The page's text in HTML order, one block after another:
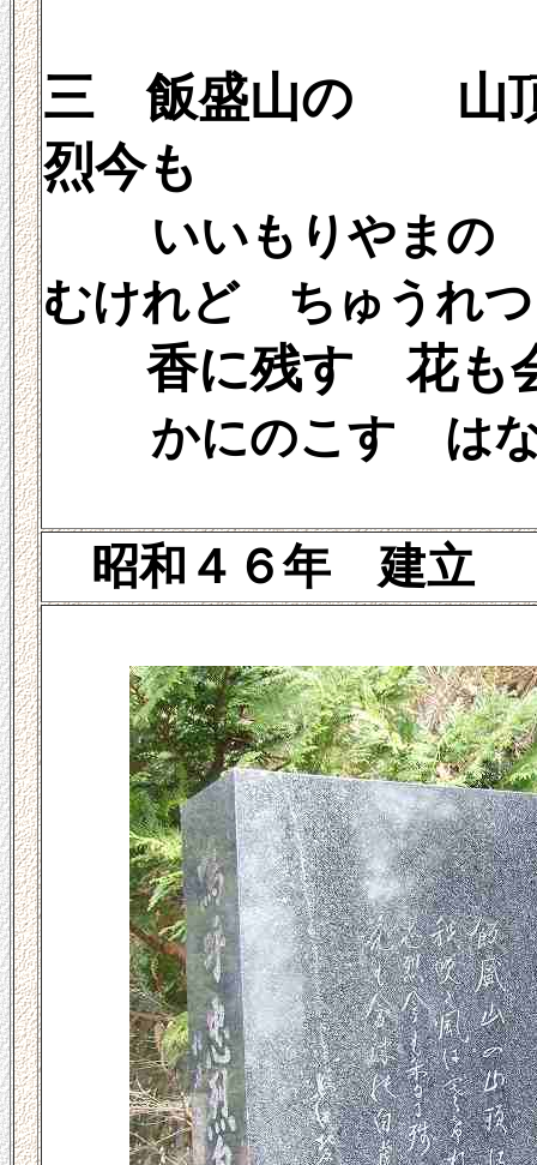
三 飯盛山の 山
烈今も
いいもりやまの
むけれど ちゅうれ
香に残す 花も
かにのこす はな
昭和４６年 建立